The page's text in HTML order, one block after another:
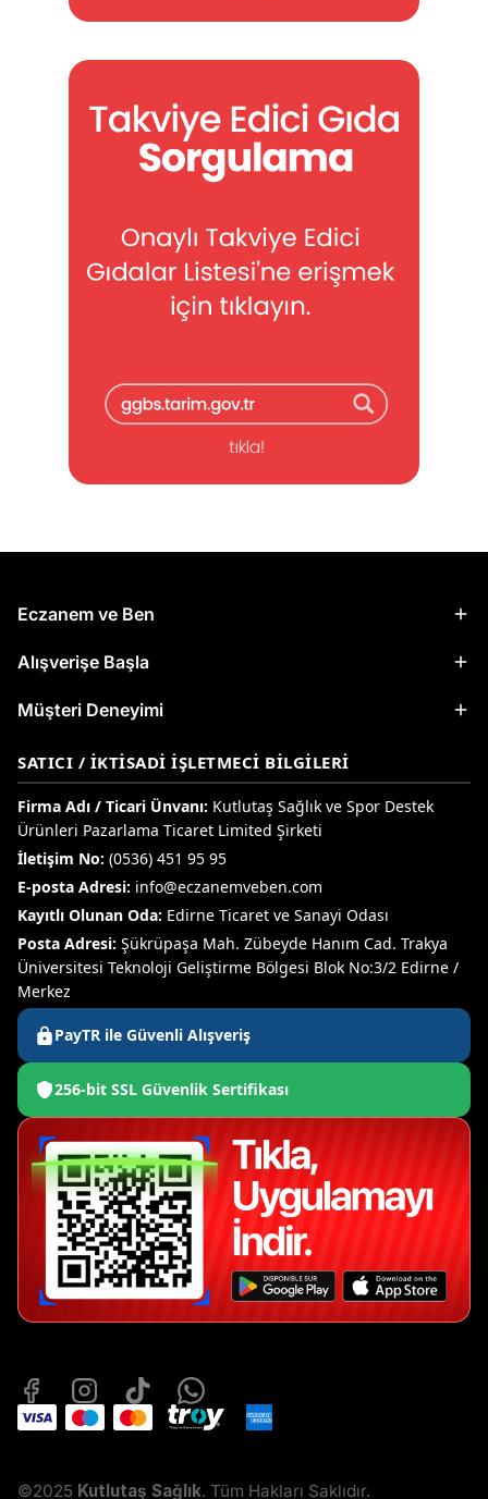
Eczanem ve Ben
Alışverişe Başla
Müşteri Deneyimi
SATICI / İKTISADI İŞLETMECI BILGILERI
Firma Adı / Ticari Ünvanı: Kutlutaş Sağlık ve Spor Destek
Ürünleri Pazarlama Ticaret Limited Şirketi
İletişim No: (0536) 451 95 95
E-posta Adresi: info@eczanemveben.com
Kayıtlı Olunan Oda: Edirne Ticaret ve Sanayi Odası
Posta Adresi: Şükrüpaşa Mah. Zübeyde Hanım Cad. Trakya
Üniversitesi Teknoloji Geliştirme Bölgesi Blok No:3/2 Edirne /
Merkez
PayTR ile Güvenli Alışveriş
256-bit SSL Güvenlik Sertifikası
©2025 Kutlutaş Sağlık. Tüm Hakları Saklıdır.